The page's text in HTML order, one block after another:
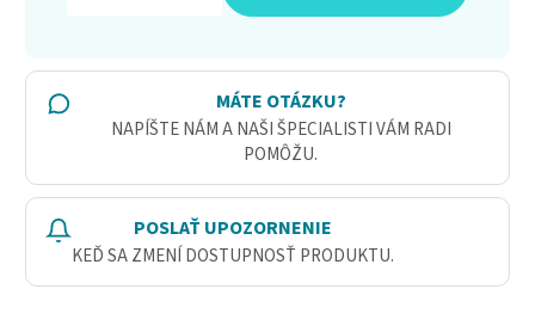
MÁTE OTÁZKU?
NAPÍŠTE NÁM A NAŠI ŠPECIALISTI VÁM RADI
POMÔŽU.
POSLAŤ UPOZORNENIE
KEĎ SA ZMENÍ DOSTUPNOSŤ PRODUKTU.